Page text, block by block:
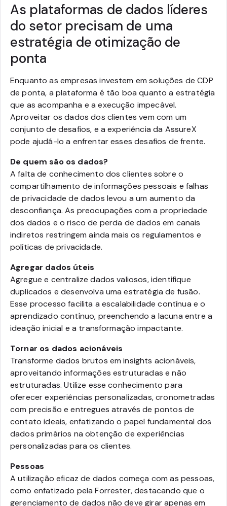
As plataformas de dados líderes
do setor precisam de uma
estratégia de otimização de
ponta
Enquanto as empresas investem em soluções de CDP
de ponta, a plataforma é tão boa quanto a estratégia
que as acompanha e a execução impecável.
Aproveitar os dados dos clientes vem com um
conjunto de desafios, e a experiência da AssureX
pode ajudá-lo a enfrentar esses desafios de frente.
De quem são os dados?
A falta de conhecimento dos clientes sobre o
compartilhamento de informações pessoais e falhas
de privacidade de dados levou a um aumento da
desconfiança. As preocupações com a propriedade
dos dados e o risco de perda de dados em canais
indiretos restringem ainda mais os regulamentos e
políticas de privacidade.
Agregar dados úteis
Agregue e centralize dados valiosos, identifique
duplicados e desenvolva uma estratégia de fusão.
Esse processo facilita a escalabilidade contínua e o
aprendizado contínuo, preenchendo a lacuna entre a
ideação inicial e a transformação impactante.
Tornar os dados acionáveis
Transforme dados brutos em insights acionáveis,
aproveitando informações estruturadas e não
estruturadas. Utilize esse conhecimento para
oferecer experiências personalizadas, cronometradas
com precisão e entregues através de pontos de
contato ideais, enfatizando o papel fundamental dos
dados primários na obtenção de experiências
personalizadas para os clientes.
Pessoas
A utilização eficaz de dados começa com as pessoas,
como enfatizado pela Forrester, destacando que o
gerenciamento de dados não deve girar apenas em